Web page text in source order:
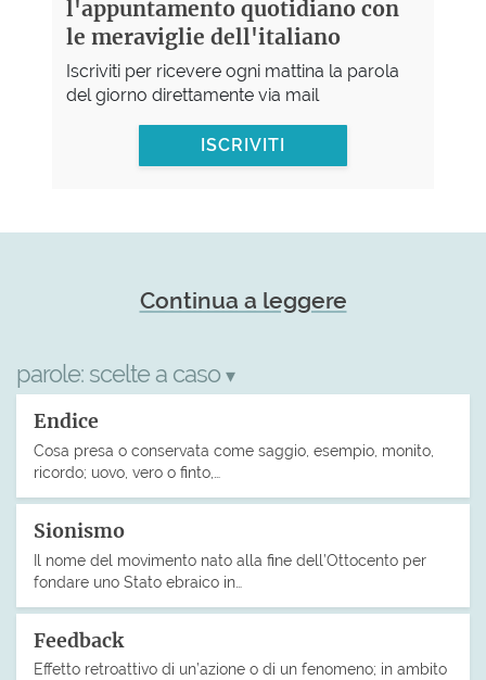
l'appuntamento quotidiano con
le meraviglie dell'italiano
Iscriviti per ricevere ogni mattina la parola
del giorno direttamente via mail
ISCRIVITI
Continua a leggere
parole: scelte a caso ▾
Endice
Cosa presa o conservata come saggio, esempio, monito,
ricordo; uovo, vero o finto,…
Sionismo
Il nome del movimento nato alla fine dell’Ottocento per
fondare uno Stato ebraico in…
Feedback
Effetto retroattivo di un’azione o di un fenomeno; in ambito